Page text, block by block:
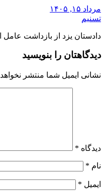
مرداد ۱۵, ۱۴۰۵
تسنیم
دادستان یزد از بازداشت
دیدگاهتان را بنویسید
نشانی ایمیل شما منتشر
دیدگاه *
نام *
ایمیل *